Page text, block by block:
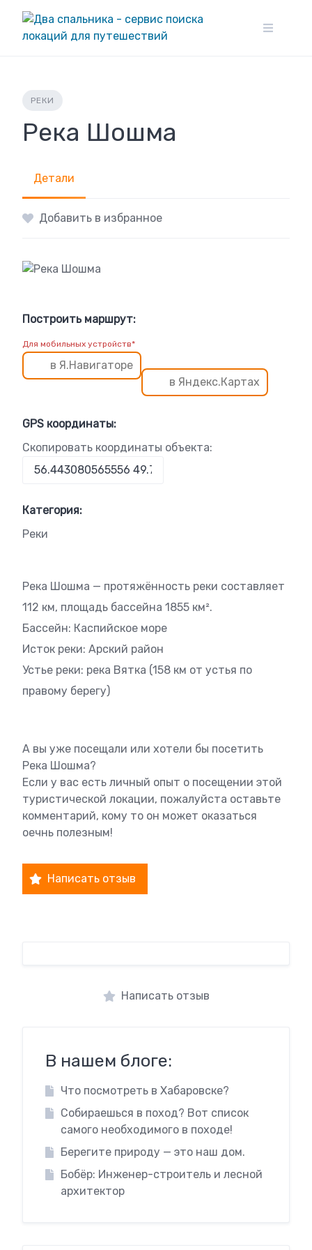
content
РЕКИ
Река Шошма
Детали
Добавить в избранное
Построить маршрут:
Для мобильных устройств*
в Я.Навигаторе
в Яндекс.Картах
GPS координаты:
Скопировать координаты объекта:
Категория:
Реки
Река Шошма — протяжённость реки составляет
112 км, площадь бассейна 1855 км².
Бассейн: Каспийское море
Исток реки: Арский район
Устье реки: река Вятка (158 км от устья по
правому берегу)
А вы уже посещали или хотели бы посетить
Река Шошма?
Если у вас есть личный опыт о посещении этой
туристической локации, пожалуйста оставьте
комментарий, кому то он может оказаться
оечнь полезным!
Написать отзыв
Написать отзыв
В нашем блоге:
Что посмотреть в Хабаровске?
Собираешься в поход? Вот список
самого необходимого в походе!
Берегите природу — это наш дом.
Бобёр: Инженер-строитель и лесной
архитектор